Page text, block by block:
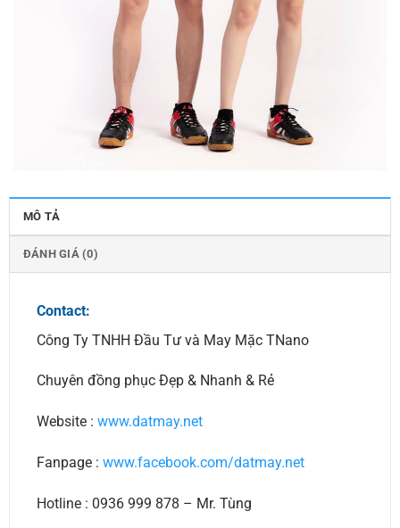
MÔ TẢ
ĐÁNH GIÁ (0)
Contact:
Công Ty TNHH Đầu Tư và May Mặc TNano
Chuyên đồng phục Đẹp & Nhanh & Rẻ
Website : www.datmay.net
Fanpage : www.facebook.com/datmay.net
Hotline : 0936 999 878 – Mr. Tùng